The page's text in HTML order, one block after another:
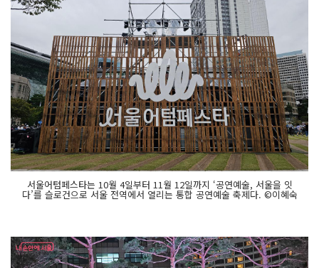
서울어텀페스타는 10월 4일부터 11월 12일까지 ‘공연예술, 서울을 잇
다’를 슬로건으로 서울 전역에서 열리는 통합 공연예술 축제다. ©이혜숙